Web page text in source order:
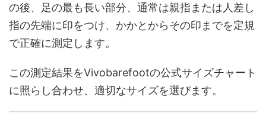
の後、足の最も長い部分、通常は親指または人差し
指の先端に印をつけ、かかとからその印までを定規
で正確に測定します。
この測定結果をVivobarefootの公式サイズチャート
に照らし合わせ、適切なサイズを選びます。